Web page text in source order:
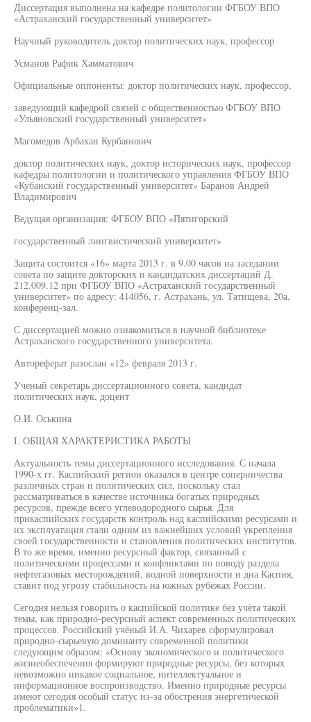
Диссертация выполнена на кафедре политологии ФГБОУ ВПО
«Астраханский государственный университет»
Научный руководитель доктор политических наук, профессор
Усманов Рафик Хамматович
Официальные оппоненты: доктор политических наук, профессор,
заведующий кафедрой связей с общественностью ФГБОУ ВПО
«Ульяновский государственный университет»
Магомедов Арбахан Курбанович
доктор политических наук, доктор исторических наук, профессор
кафедры политологии и политического управления ФГБОУ ВПО
«Кубанский государственный университет» Баранов Андрей
Владимирович
Ведущая организация: ФГБОУ ВПО «Пятигорский
государственный лингвистический университет»
Защита состоится «16» марта 2013 г. в 9.00 часов на заседании
совета по защите докторских и кандидатских диссертаций Д.
212.009.12 при ФГБОУ ВПО «Астраханский государственный
университет» по адресу: 414056, г. Астрахань, ул. Татищева, 20а,
конференц-зал.
С диссертацией можно ознакомиться в научной библиотеке
Астраханского государственного университета.
Автореферат разослан «12» февраля 2013 г.
Ученый секретарь диссертационного совета, кандидат
политических наук, доцент
О.И. Оськина
I. ОБЩАЯ ХАРАКТЕРИСТИКА РАБОТЫ
Актуальность темы диссертационного исследования. С начала
1990-х гг. Каспийский регион оказался в центре соперничества
различных стран и политических сил, поскольку стал
рассматриваться в качестве источника богатых природных
ресурсов, прежде всего углеводородного сырья. Для
прикаспийских государств контроль над каспийскими ресурсами и
их эксплуатация стали одним из важнейших условий укрепления
своей государственности и становления политических институтов.
В то же время, именно ресурсный фактор, связанный с
политическими процессами и конфликтами по поводу раздела
нефтегазовых месторождений, водной поверхности и дна Каспия,
ставит под угрозу стабильность на южных рубежах России.
Сегодня нельзя говорить о каспийской политике без учёта такой
темы, как природно-ресурсный аспект современных политических
процессов. Российский учёный И.А. Чихарев сформулировал
природно-сырьевую доминанту современной политики
следующим образом: «Основу экономического и политического
жизнеобеспечения формируют природные ресурсы, без которых
невозможно никакое социальное, интеллектуальное и
информационное воспроизводство. Именно природные ресурсы
имеют сегодня особый статус из-за обострения энергетической
проблематики»1.